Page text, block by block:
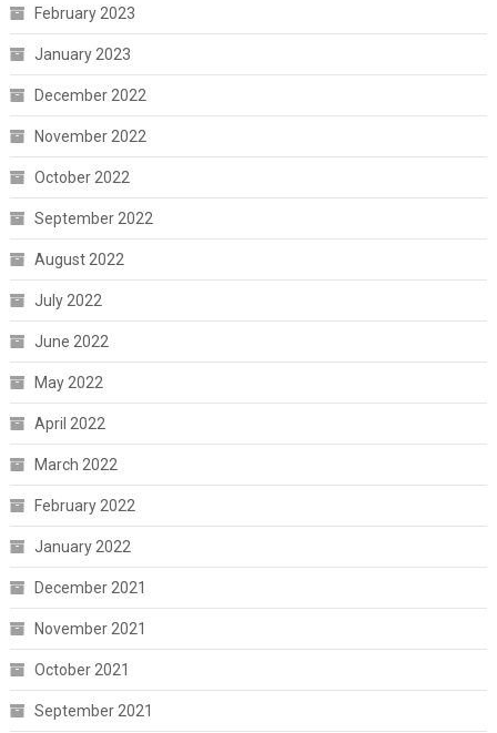
February 2023
January 2023
December 2022
November 2022
October 2022
September 2022
August 2022
July 2022
June 2022
May 2022
April 2022
March 2022
February 2022
January 2022
December 2021
November 2021
October 2021
September 2021